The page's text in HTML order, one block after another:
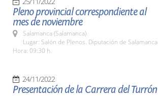
Pleno provincial correspondiente al
mes de noviembre
Salamanca (Salamanca)
Lugar: Salón de Plenos. Diputación de Salamanca
Hora: 09:30 h.
24/11/2022
Presentación de la Carrera del Turrón